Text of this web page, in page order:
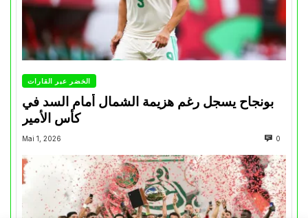
الخضر عبر القارات
بونجاح يسجل رغم هزيمة الشمال أمام السد في
كأس الأمير
Mai 1, 2026 0